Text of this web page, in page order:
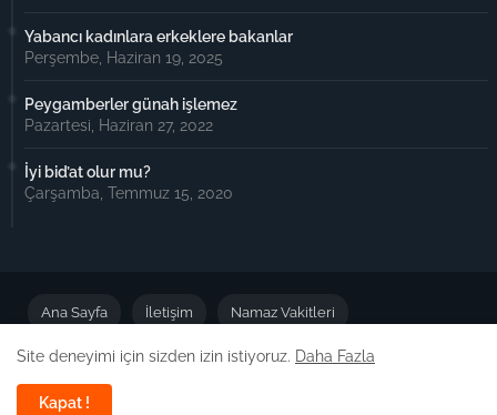
Yabancı kadınlara erkeklere bakanlar
Perşembe, Haziran 19, 2025
Peygamberler günah işlemez
Pazartesi, Haziran 27, 2022
İyi bid’at olur mu?
Çarşamba, Temmuz 15, 2020
Dizayn -
Ana Sayfa İletişim Namaz Vakitleri
Önemli Duyuru
Site deneyimi için sizden izin istiyoruz. Daha Fazla
Kapat !